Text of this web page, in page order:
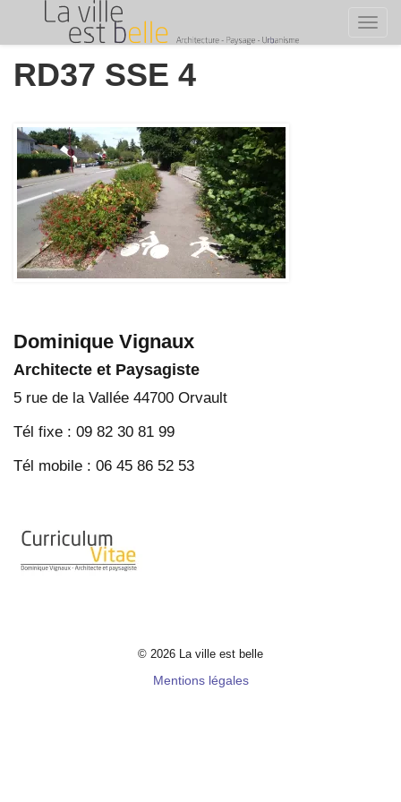
content
RD37 SSE 4
Dominique Vignaux
Architecte et Paysagiste
5 rue de la Vallée 44700 Orvault
Tél fixe : 09 82 30 81 99
Tél mobile : 06 45 86 52 53
© 2026 La ville est belle
Mentions légales